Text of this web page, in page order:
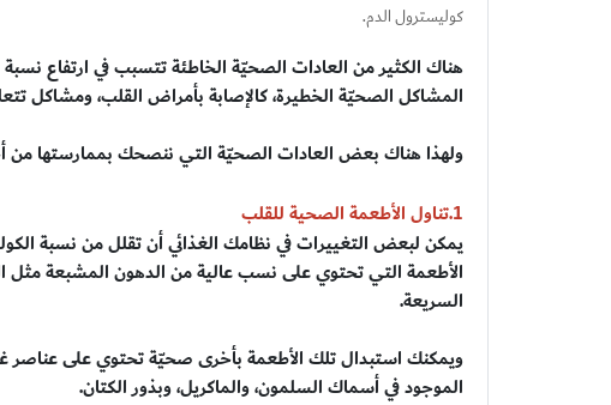
كوليسترول الدم.
هناك الكثير من العادات الصحيّة الخاطئة تتسبب في ارتفاع
المشاكل الصحيّة الخطيرة، كالإصابة بأمراض القلب، ومشاكل
ولهذا هناك بعض العادات الصحيّة التي ننصحك بممارستها من
1.تناول الأطعمة الصحية للقلب
يمكن لبعض التغييرات في نظامك الغذائي أن تقلل من نسبة
الأطعمة التي تحتوي على نسب عالية من الدهون المشبعة مثل
السريعة.
الموجود في أسماك السلمون، والماكريل، وبذور الكتان.